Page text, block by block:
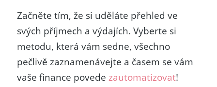
Začněte tím, že si uděláte přehled ve
svých příjmech a výdajích. Vyberte si
metodu, která vám sedne, všechno
pečlivě zaznamenávejte a časem se vám
vaše finance povede zautomatizovat!